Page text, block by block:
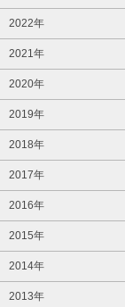
2022年
2021年
2020年
2019年
2018年
2017年
2016年
2015年
2014年
2013年